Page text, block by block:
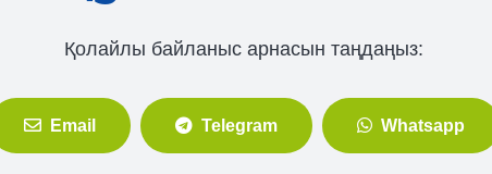
Қолайлы байланыс арнасын таңдаңыз:
Email Telegram Whatsapp